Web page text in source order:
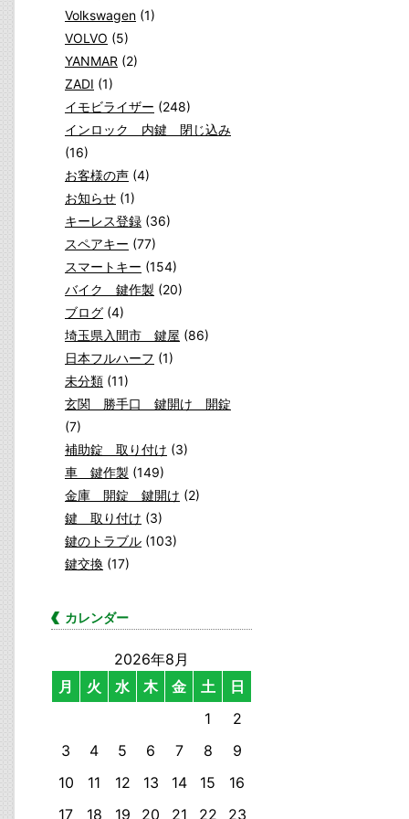
Volkswagen (1)
VOLVO (5)
YANMAR (2)
ZADI (1)
イモビライザー (248)
インロック 内鍵 閉じ込み
(16)
お客様の声 (4)
お知らせ (1)
キーレス登録 (36)
スペアキー (77)
スマートキー (154)
バイク 鍵作製 (20)
ブログ (4)
埼玉県入間市 鍵屋 (86)
日本フルハーフ (1)
未分類 (11)
玄関 勝手口 鍵開け 開錠
(7)
補助錠 取り付け (3)
車 鍵作製 (149)
金庫 開錠 鍵開け (2)
鍵 取り付け (3)
鍵のトラブル (103)
鍵交換 (17)
カレンダー
2026年8月
月
火 水 木 金 土
日
1
2
3
4 5 6 7 8
9
10
11 12 13 14 15
16
17
18 19 20 21 22
23